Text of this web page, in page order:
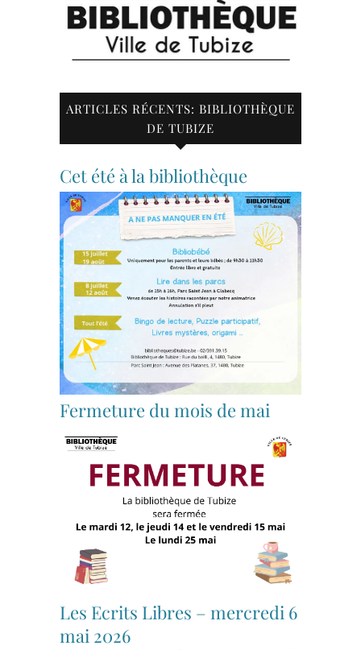
ARTICLES RÉCENTS: BIBLIOTHÈQUE
DE TUBIZE
Cet été à la bibliothèque
Fermeture du mois de mai
Les Ecrits Libres – mercredi 6
mai 2026